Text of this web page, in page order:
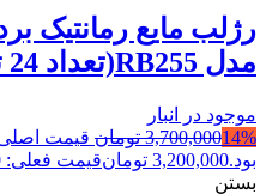
مدل RB255(تعداد 24 تایی)
موجود در انبار
14%
3,700,000 تومان
بود.3,200,000 تومانقیمت فعلی: 3,200,000 تومان.
بستن